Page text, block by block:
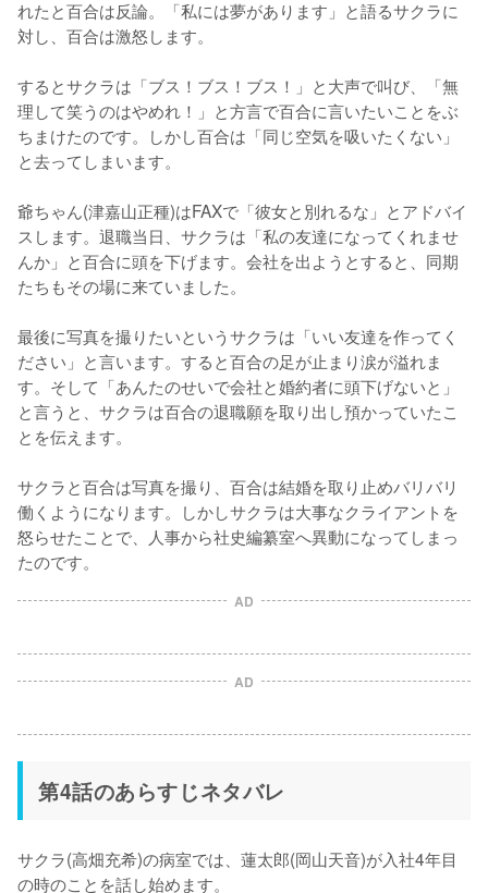
れたと百合は反論。「私には夢があります」と語るサクラに
対し、百合は激怒します。
するとサクラは「ブス！ブス！ブス！」と大声で叫び、「無
理して笑うのはやめれ！」と方言で百合に言いたいことをぶ
ちまけたのです。しかし百合は「同じ空気を吸いたくない」
と去ってしまいます。
爺ちゃん(津嘉山正種)はFAXで「彼女と別れるな」とアドバイ
スします。退職当日、サクラは「私の友達になってくれませ
んか」と百合に頭を下げます。会社を出ようとすると、同期
たちもその場に来ていました。
最後に写真を撮りたいというサクラは「いい友達を作ってく
ださい」と言います。すると百合の足が止まり涙が溢れま
す。そして「あんたのせいで会社と婚約者に頭下げないと」
と言うと、サクラは百合の退職願を取り出し預かっていたこ
とを伝えます。
サクラと百合は写真を撮り、百合は結婚を取り止めバリバリ
働くようになります。しかしサクラは大事なクライアントを
怒らせたことで、人事から社史編纂室へ異動になってしまっ
たのです。
AD
AD
第4話のあらすじネタバレ
サクラ(高畑充希)の病室では、蓮太郎(岡山天音)が入社4年目
の時のことを話し始めます。